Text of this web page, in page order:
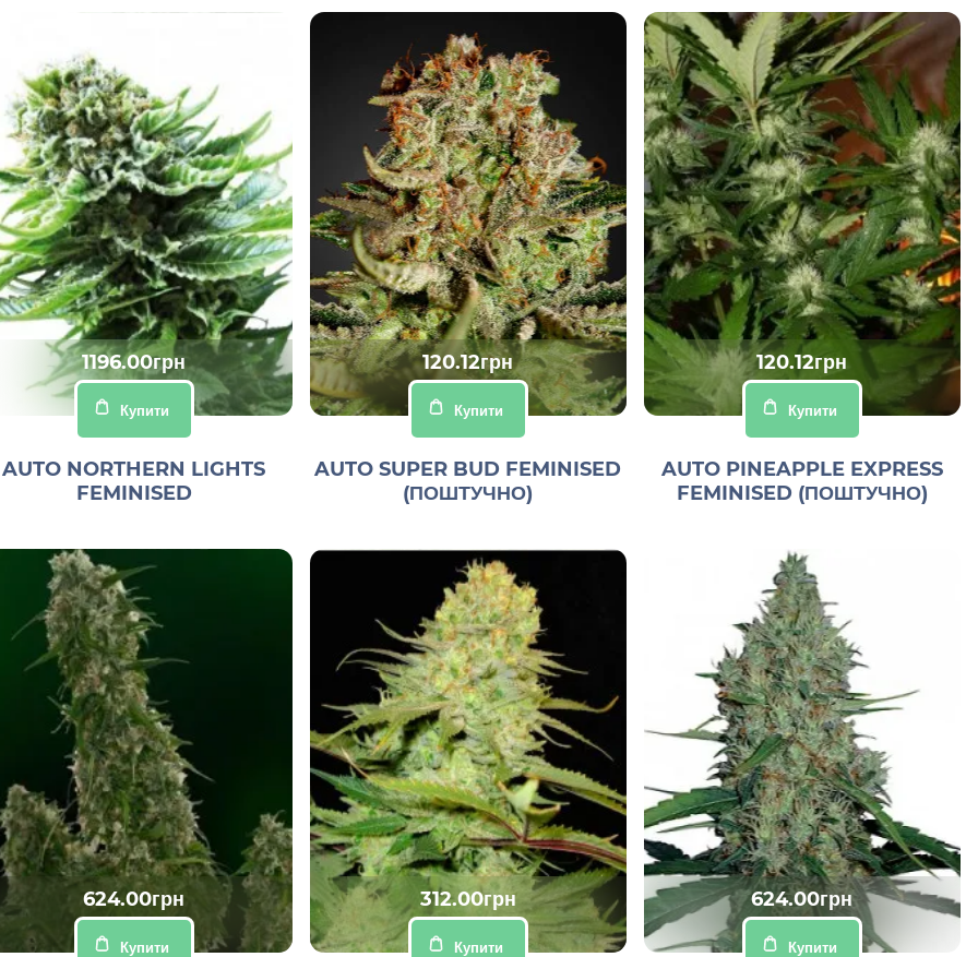
1196.00грн
Купити
AUTO NORTHERN LIGHTS
FEMINISED
120.12грн
Купити
AUTO SUPER BUD FEMINISED
(ПОШТУЧНО)
120.12грн
Купити
AUTO PINEAPPLE EXPRESS
FEMINISED (ПОШТУЧНО)
624.00грн
Купити
312.00грн
Купити
624.00грн
Купити